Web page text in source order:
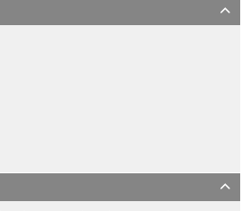

